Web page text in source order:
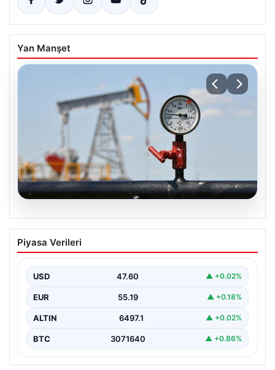
Yan Manşet
Petrol fiyatları 25 Mayıs: Petrol fiyatları
düştü mü, ne kadar oldu? Brent petrol
Piyasa Verileri
USD 47.60 ▲ +0.02%
EUR 55.19 ▲ +0.18%
ALTIN 6497.1 ▲ +0.02%
BTC 3071640 ▲ +0.86%